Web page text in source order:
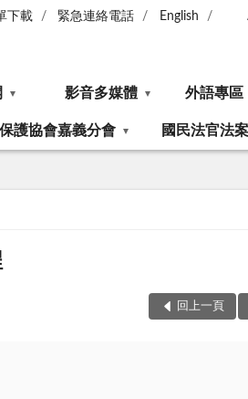
下載 緊急連絡電話 English
影音多媒體 外語專區
護協會嘉義分會 國民法官法
回上一頁